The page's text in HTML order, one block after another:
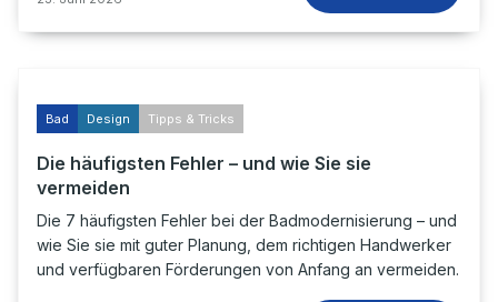
Bad Design Tipps & Tricks
Die häufigsten Fehler – und wie Sie sie
vermeiden
Die 7 häufigsten Fehler bei der Badmodernisierung – und
wie Sie sie mit guter Planung, dem richtigen Handwerker
und verfügbaren Förderungen von Anfang an vermeiden.